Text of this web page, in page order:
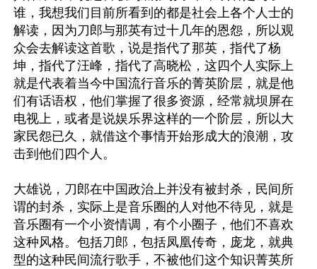
谁，我想我们目前所看到的都是社会上各个人士的
解读，因为刀郎与那英有过十几年的恩怨，所以观
众会去解读这首歌，说是指代了那英，指代了杨
坤，指代了汪峰，指代了高晓松，这四个人实际上
就是代表着当今中国流行音乐的菁英阶层，就是他
们有话语权，他们掌握了很多资源，经常就坝屏在
电视上，或者是说娱乐界这样的一个阶层，所以大
家民怨已久，就借这个事情开始形成大的浪潮，攻
击到他们四个人。
大雄说，刀郎在中国政治上并没有被封杀，民间所
谓的封杀，实际上是音乐圈的人对他不待见，就是
音乐圈有一个小资情调，有个小圈子，他们不喜欢
这种风格。包括刀郎，包括凤凰传奇，庞龙，就典
型的这种民间流行歌手，不被他们这个知识菁英所